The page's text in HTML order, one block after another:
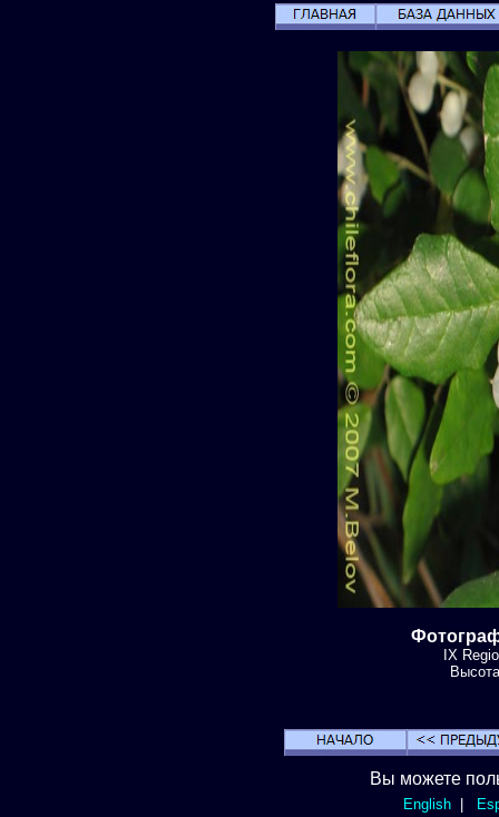
IX
Вы можете
English|